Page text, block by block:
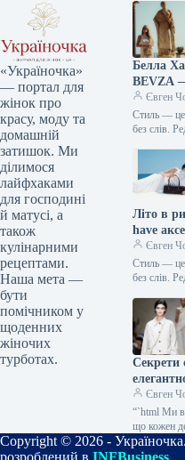
«Україночка»
— портал для
жінок про
красу, моду та
домашній
затишок. Ми
ділимося
лайфхаками
для господині
й матусі, а
також
кулінарними
рецептами.
Наша мета —
бути
помічником у
щоденних
жіночих
турботах.
Белла
BEVZA
haveЄвген
Стиль — це
без слів.
Літо в
have
твійЄвген
Стиль — це
без слів.
Секрети
топ-Євген
“`html Ми в
що кожен
трішки
Copyright © 2026 -
розроблений в INFBusiness